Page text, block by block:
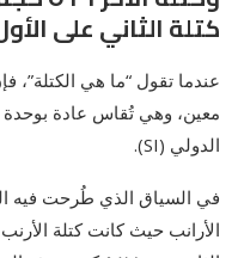
كتلة الثاني على
عندما تقول “ما هي الكتلة”،
معين، وهي تُقاس عادة بوحدة
الدولي (SI).
في السياق الذي طُرحت فيه